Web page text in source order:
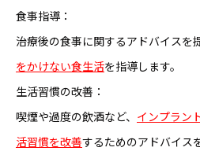
食事指導：
治療後の食事に関するアドバイスを
をかけない食生活を指導します。
生活習慣の改善：
喫煙や過度の飲酒など、 インプラン
活習慣を改善するためのアドバイス